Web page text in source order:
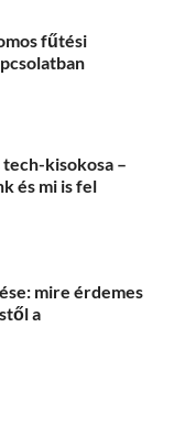
fűtési
tech-kisokosa –
és mi is fel
mire érdemes
a